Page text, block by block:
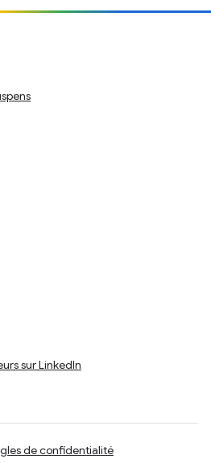
sur LinkedIn
de confidentialité